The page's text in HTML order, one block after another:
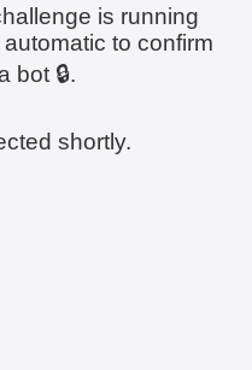
is running
to confirm
bot 🔒.
shortly.